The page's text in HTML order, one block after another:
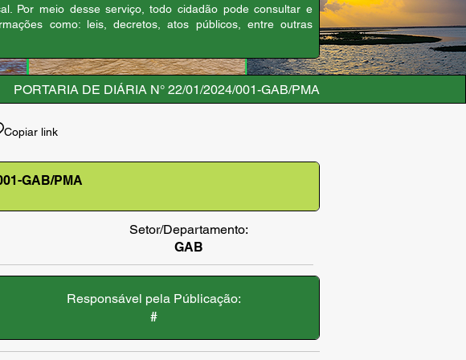
Por meio desse serviço, todo cidadão pode consultar e
como: leis, decretos, atos públicos, entre outras
PORTARIA DE DIÁRIA N° 22/01/2024/001-GAB/PMA
Copiar link
GAB/PMA
Setor/Departamento:
GAB
Responsável pela Públicação:
#